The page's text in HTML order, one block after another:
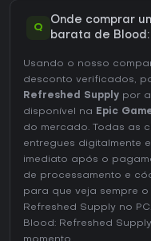
Q
Onde comprar
barata de
Usando o nosso
desconto verificados,
Refreshed Supply por
disponível na Epic
do mercado. Todas as
entregues digitalmente
imediato após o
de processamento e
para que veja sempre
Refreshed Supply no PC
Blood: Refreshed Supply